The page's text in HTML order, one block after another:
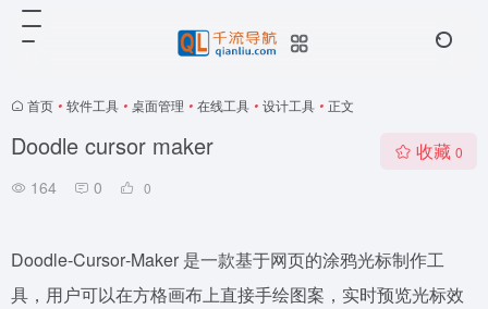
首页 • 软件工具 • 桌面管理 • 在线工具 • 设计工具 • 正文
Doodle cursor maker
164 0 0
收藏 0
Doodle‑Cursor‑Maker 是一款基于网页的涂鸦光标制作工
具，用户可以在方格画布上直接手绘图案，实时预览光标效